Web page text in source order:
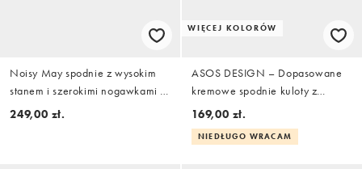
Noisy May spodnie z wysokim
stanem i szerokimi nogawkami w
ciemnoszary wzór w kratę
249,00 zł.
WIĘCEJ KOLORÓW
ASOS DESIGN – Dopasowane
kremowe spodnie kuloty z
podwyższonym stanem
169,00 zł.
NIEDŁUGO WRACAM